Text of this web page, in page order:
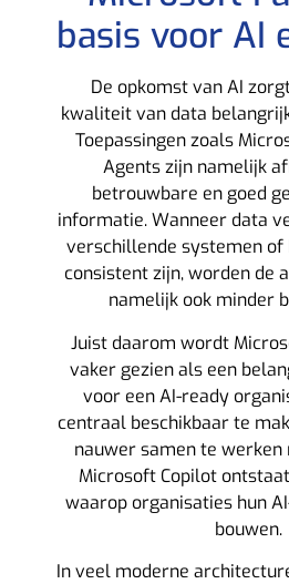
basis voor AI
De opkomst van AI
kwaliteit van data
Toepassingen zoals
Agents zijn namelijk
betrouwbare en goed
informatie. Wanneer data
verschillende systemen of
consistent zijn, worden de
namelijk ook minder
Juist daarom wordt
vaker gezien als een
voor een AI-ready
centraal beschikbaar te
nauwer samen te werken
Microsoft Copilot
waarop organisaties hun
bouwen.
In veel moderne